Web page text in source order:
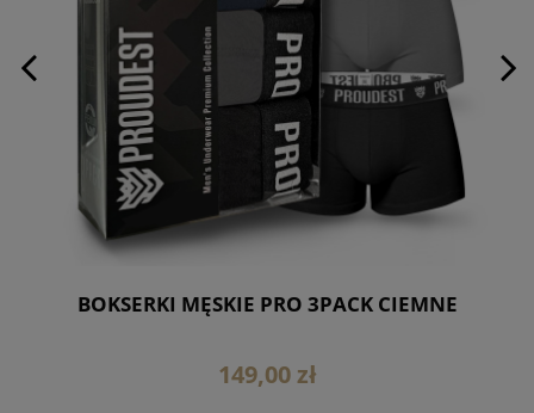
BOKSERKI MĘSKIE PRO 3PACK CIEMNE
149,00 zł